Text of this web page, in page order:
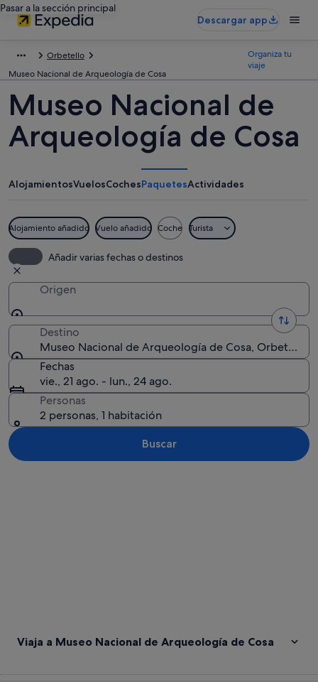
Pasar a la sección principal
Descargar app
Orbetello
Museo Nacional de Arqueología de Cosa
Organiza tu
viaje
Museo Nacional de
Arqueología de Cosa
AlojamientosVuelosCochesPaquetesActividades
Alojamiento añadido Vuelo añadido Coche Turista
Añadir varias fechas o destinos
Origen
Destino
Museo Nacional de Arqueología de Cosa, Orbetello,
Fechas
vie., 21 ago. - lun., 24 ago.
Personas
2 personas, 1 habitación
Buscar
Viaja a Museo Nacional de Arqueología de Cosa